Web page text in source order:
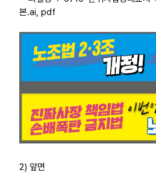
본.ai, pdf
2) 앞면